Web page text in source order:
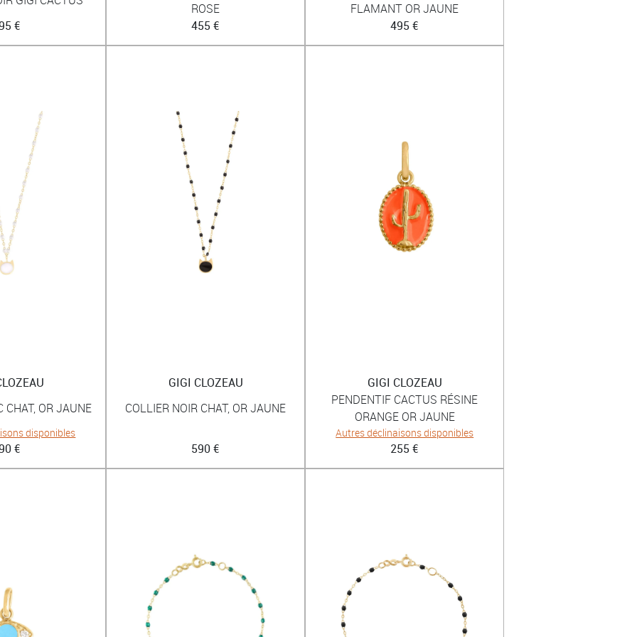
€
ROSE
455 €
FLAMANT OR JAUNE
495 €
CHAT, OR JAUNE
disponibles
€
GIGI CLOZEAU
COLLIER NOIR CHAT, OR JAUNE
590 €
GIGI CLOZEAU
PENDENTIF CACTUS RÉSINE
ORANGE OR JAUNE
Autres déclinaisons disponibles
255 €